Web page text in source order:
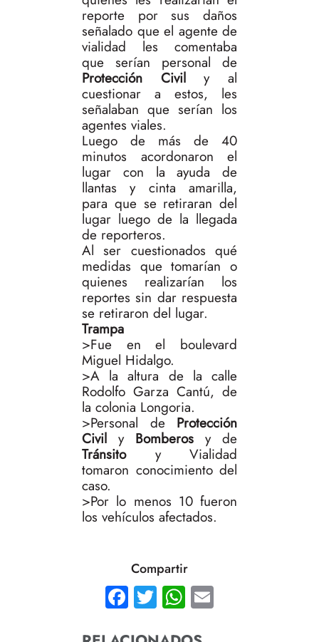
reporte por sus daños
señalado que el agente de
vialidad les comentaba
que serían personal de
Protección Civily al
cuestionar a estos, les
señalaban que serían los
agentes viales.
Luego de más de 40
minutos acordonaron el
lugar con la ayuda de
llantas y cinta amarilla,
para que se retiraran del
lugar luego de la llegada
de reporteros.
Al ser cuestionados qué
medidas que tomarían o
quienes realizarían los
reportes sin dar respuesta
se retiraron del lugar.
Trampa
>Fue en el boulevard
Miguel Hidalgo.
>A la altura de la calle
Rodolfo Garza Cantú, de
la colonia Longoria.
>Personal de Protección
Civil y Bomberos y de
Tránsitoy Vialidad
tomaron conocimiento del
caso.
>Por lo menos 10 fueron
los vehículos afectados.
Compartir
Facebook
TwitterWhatsApp